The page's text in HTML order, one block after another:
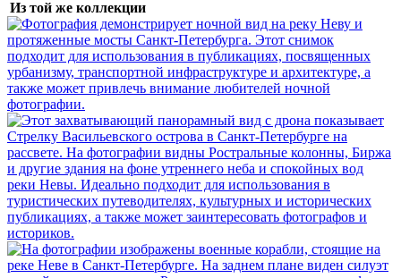
Из той же коллекции